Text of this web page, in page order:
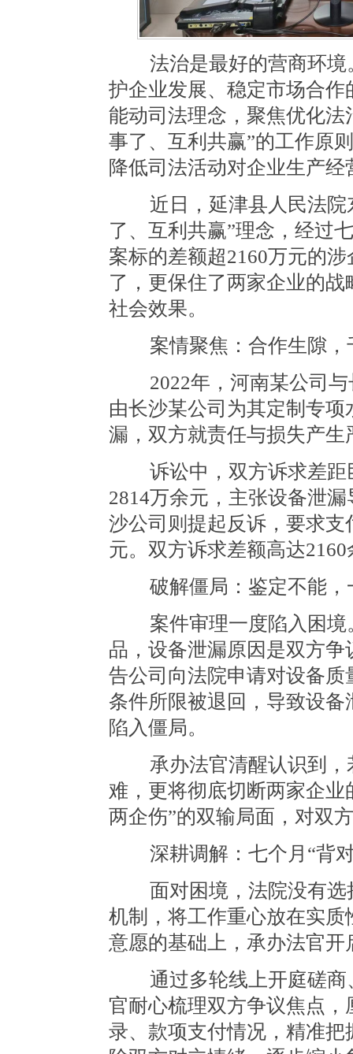
法治是最好的营商环境
护企业发展、稳定市场合
能动司法理念，聚焦优化
事了、互利共赢”的工作原
降低司法活动对企业生产经
近日，延津县人民法院
了、互利共赢”理念，经过
案标的差额超2160万元的
了，更保住了两家企业的
社会效果。
案情聚焦：合作生隙，
2022年，河南某公司与
由长沙某公司为其定制专
漏，双方就责任与损失产生
诉讼中，双方诉求差距
2814万余元，主张设备泄
沙公司则提起反诉，要求支
元。双方诉求差额高达
破解僵局：鉴定不能，
案件审理一度陷入困境
品，设备泄漏原因是双方
告公司向法院申请对设备
条件所限被退回，导致设
陷入僵局。
承办法官清醒认识到，
难，更将彻底切断两家企
两企伤”的双输局面，对双
深耕调解：七个月“背对
面对困境，法院没有选
机制，将工作重心放在实
意愿的基础上，承办法官
通过多轮线上开庭磋商
官耐心梳理双方争议焦点
录、款项支付情况，精准